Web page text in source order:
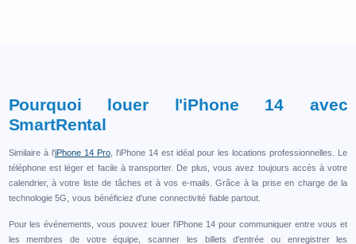
Pourquoi louer l'iPhone 14 avec
SmartRental
Similaire à l'iPhone 14 Pro, l'iPhone 14 est idéal pour les locations professionnelles. Le
téléphone est léger et facile à transporter. De plus, vous avez toujours accès à votre
calendrier, à votre liste de tâches et à vos e-mails. Grâce à la prise en charge de la
technologie 5G, vous bénéficiez d'une connectivité fiable partout.
Pour les événements, vous pouvez louer l'iPhone 14 pour communiquer entre vous et
les membres de votre équipe, scanner les billets d'entrée ou enregistrer les